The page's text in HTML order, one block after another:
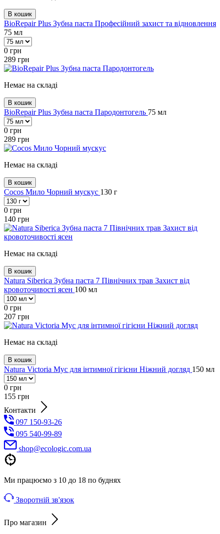
В кошик
BioRepair Plus Зубна паста Професійний захист та відновлення
75 мл
0 грн
289 грн
Немає на складі
В кошик
BioRepair Plus Зубна паста Пародонтогель 75 мл
0 грн
289 грн
Немає на складі
В кошик
Cocos Мило Чорний мускус 130 г
0 грн
140 грн
Немає на складі
В кошик
Natura Siberica Зубна паста 7 Північних трав Захист від
кровоточивості ясен 100 мл
0 грн
207 грн
Немає на складі
В кошик
Natura Victoria Мус для інтимної гігієни Ніжний догляд 150 мл
0 грн
155 грн
Контакти
097 150-93-26
095 540-99-89
shoр@ecologic.com.ua
Ми працюємо з 10 до 18 по буднях
Зворотній зв'язок
Про магазин